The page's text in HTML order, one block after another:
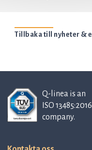
Tillbaka till nyheter &
Q-linea is an
ISO
company.